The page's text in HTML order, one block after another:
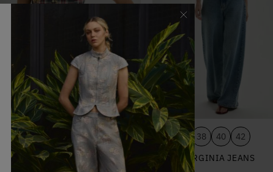
36 38
42
CORSELET FERNANDA XADREZ
34 36 38 40
42
CALÇA VIRGINIA JEANS